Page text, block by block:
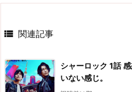
 関連記事
シャーロック 1話
いない感じ。